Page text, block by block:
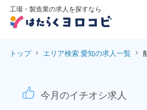
工場・製造業の求人を探すなら
トップ エリア検索 愛知の求人一覧
航空機のエン
今月のイチオシ求人